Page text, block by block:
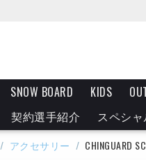
SNOW BOARD KIDS
契約選手紹介 スペシ
/ アクセサリー / CHINGUARD